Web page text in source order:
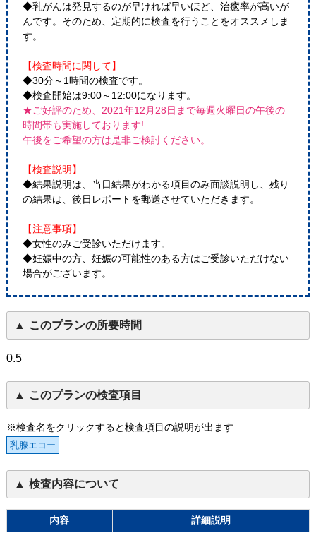
◆乳がんは発見するのが早ければ早いほど、治癒率が高いが
んです。そのため、定期的に検査を行うことをオススメしま
す。
【検査時間に関して】
◆30分～1時間の検査です。
◆検査開始は9:00～12:00になります。
★ご好評のため、2021年12月28日まで毎週火曜日の午後の
時間帯も実施しております!
午後をご希望の方は是非ご検討ください。
【検査説明】
◆結果説明は、当日結果がわかる項目のみ面談説明し、残り
の結果は、後日レポートを郵送させていただきます。
【注意事項】
◆女性のみご受診いただけます。
◆妊娠中の方、妊娠の可能性のある方はご受診いただけない
場合がございます。
このプランの所要時間
0.5
このプランの検査項目
※検査名をクリックすると検査項目の説明が出ます
乳腺エコー
検査内容について
内容 詳細説明